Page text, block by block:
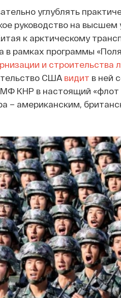
углублять
руководство на высшем
к арктическому
в рамках программы
и строительства
США видит в ней
КНР в настоящий «флот
– американским,